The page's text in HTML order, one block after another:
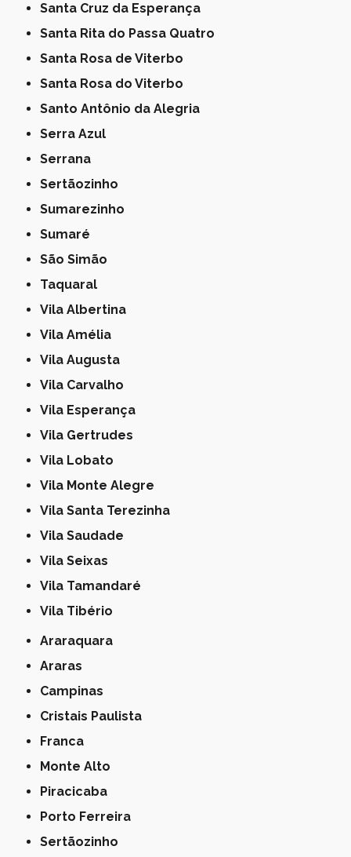
Santa Cruz da Esperança
Santa Rita do Passa Quatro
Santa Rosa de Viterbo
Santa Rosa do Viterbo
Santo Antônio da Alegria
Serra Azul
Serrana
Sertãozinho
Sumarezinho
Sumaré
São Simão
Taquaral
Vila Albertina
Vila Amélia
Vila Augusta
Vila Carvalho
Vila Esperança
Vila Gertrudes
Vila Lobato
Vila Monte Alegre
Vila Santa Terezinha
Vila Saudade
Vila Seixas
Vila Tamandaré
Vila Tibério
Araraquara
Araras
Campinas
Cristais Paulista
Franca
Monte Alto
Piracicaba
Porto Ferreira
Sertãozinho